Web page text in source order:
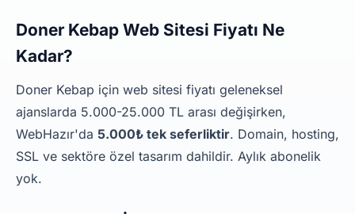
Doner Kebap Web Sitesi Fiyatı Ne
Kadar?
Doner Kebap için web sitesi fiyatı geleneksel
ajanslarda 5.000-25.000 TL arası değişirken,
WebHazır'da 5.000₺ tek seferliktir. Domain, hosting,
SSL ve sektöre özel tasarım dahildir. Aylık abonelik
yok.